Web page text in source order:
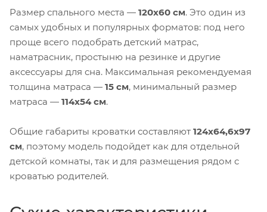
Размер спального места — 120x60 см. Это один из
самых удобных и популярных форматов: под него
проще всего подобрать детский матрас,
наматрасник, простыню на резинке и другие
аксессуары для сна. Максимальная рекомендуемая
толщина матраса — 15 см, минимальный размер
матраса — 114x54 см.
Общие габариты кроватки составляют 124x64,6x97
см, поэтому модель подойдет как для отдельной
детской комнаты, так и для размещения рядом с
кроватью родителей.